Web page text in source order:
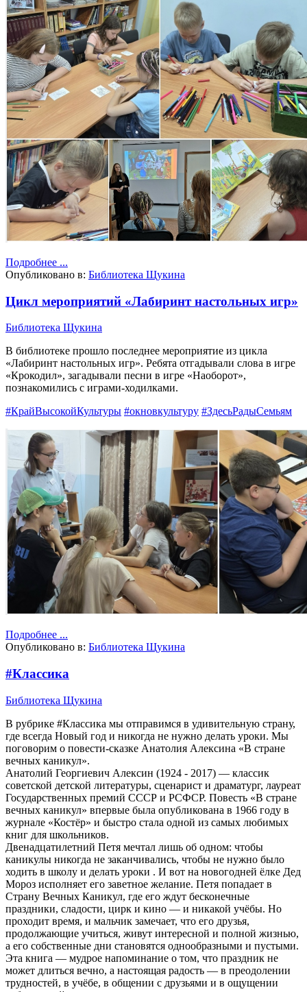
Подробнее ...
Опубликовано в: Библиотека Щукина
Цикл мероприятий «Лабиринт настольных игр»
Библиотека Щукина
В библиотеке прошло последнее мероприятие из цикла
«Лабиринт настольных игр». Ребята отгадывали слова в игре
«Крокодил», загадывали песни в игре «Наоборот»,
познакомились с играми-ходилками.
#КрайВысокойКультуры #окновкультуру #ЗдесьРадыСемьям
Подробнее ...
Опубликовано в: Библиотека Щукина
#Классика
Библиотека Щукина
В рубрике #Классика мы отправимся в удивительную страну,
где всегда Новый год и никогда не нужно делать уроки. Мы
поговорим о повести-сказке Анатолия Алексина «В стране
вечных каникул».
Анатолий Георгиевич Алексин (1924 - 2017) — классик
советской детской литературы, сценарист и драматург, лауреат
Государственных премий СССР и РСФСР. Повесть «В стране
вечных каникул» впервые была опубликована в 1966 году в
журнале «Костёр» и быстро стала одной из самых любимых
книг для школьников.
Двенадцатилетний Петя мечтал лишь об одном: чтобы
каникулы никогда не заканчивались, чтобы не нужно было
ходить в школу и делать уроки . И вот на новогодней ёлке Дед
Мороз исполняет его заветное желание. Петя попадает в
Страну Вечных Каникул, где его ждут бесконечные
праздники, сладости, цирк и кино — и никакой учёбы. Но
проходит время, и мальчик замечает, что его друзья,
продолжающие учиться, живут интересной и полной жизнью,
а его собственные дни становятся однообразными и пустыми.
Эта книга — мудрое напоминание о том, что праздник не
может длиться вечно, а настоящая радость — в преодолении
трудностей, в учёбе, в общении с друзьями и в ощущении